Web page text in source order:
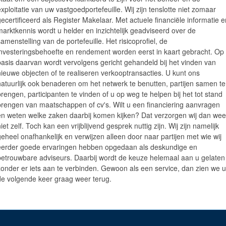
van uw vastgoedportefeuille. Wij zijn tenslotte niet zomaar
als Register Makelaar. Met actuele financiële informatie
wordt u helder en inzichtelijk geadviseerd over de
van de portefeuille. Het risicoprofiel, de
en rendement worden eerst in kaart gebracht. Op
daarvan wordt vervolgens gericht gehandeld bij het vinden van
objecten of te realiseren verkooptransacties. U kunt ons
ook benaderen om het netwerk te benutten, partijen samen te
participanten te vinden of u op weg te helpen bij het tot stand
van maatschappen of cv's. Wilt u een financiering aanvragen
weten welke zaken daarbij komen kijken? Dat verzorgen wij dan
zelf. Toch kan een vrijblijvend gesprek nuttig zijn. Wij zijn namelijk
onafhankelijk en verwijzen alleen door naar partijen met wie wij
goede ervaringen hebben opgedaan als deskundige en
adviseurs. Daarbij wordt de keuze helemaal aan u gelaten
er iets aan te verbinden. Gewoon als een service, dan zien we u
volgende keer graag weer terug.